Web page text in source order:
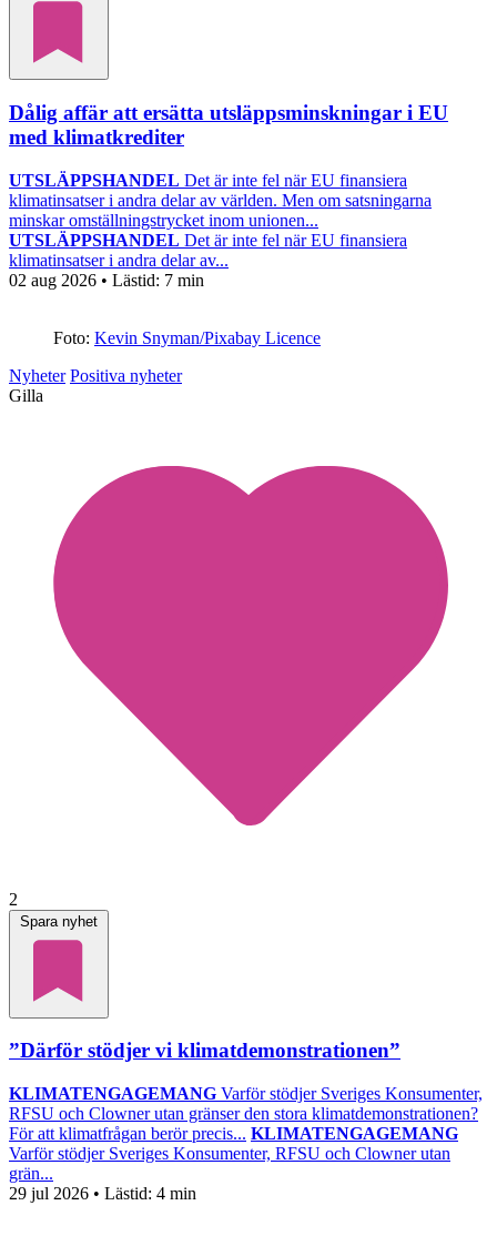
Dålig affär att ersätta utsläppsminskningar i EU
med klimatkrediter
UTSLÄPPSHANDEL Det är inte fel när EU finansiera
klimatinsatser i andra delar av världen. Men om satsningarna
minskar omställningstrycket inom unionen...
UTSLÄPPSHANDEL Det är inte fel när EU finansiera
klimatinsatser i andra delar av...
02 aug 2026 • Lästid: 7 min
Foto: Kevin Snyman/Pixabay Licence
Nyheter Positiva nyheter
Gilla
2
Spara nyhet
”Därför stödjer vi klimatdemonstrationen”
KLIMATENGAGEMANG Varför stödjer Sveriges Konsumenter,
RFSU och Clowner utan gränser den stora klimatdemonstrationen?
För att klimatfrågan berör precis... KLIMATENGAGEMANG
Varför stödjer Sveriges Konsumenter, RFSU och Clowner utan
grän...
29 jul 2026 • Lästid: 4 min